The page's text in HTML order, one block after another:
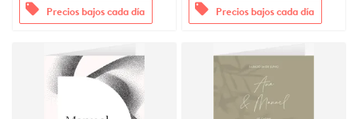
offers Precios bajos cada día offers Precios bajos cada día